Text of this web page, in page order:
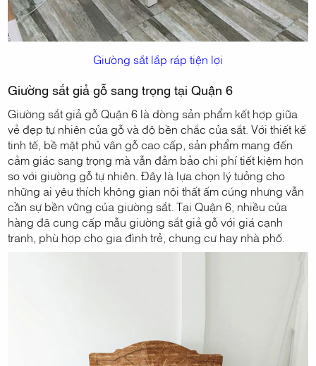
Giường sắt lắp ráp tiện lợi
Giường sắt giả gỗ sang trọng tại Quận 6
Giường sắt giả gỗ Quận 6 là dòng sản phẩm kết hợp giữa
vẻ đẹp tự nhiên của gỗ và độ bền chắc của sắt. Với thiết kế
tinh tế, bề mặt phủ vân gỗ cao cấp, sản phẩm mang đến
cảm giác sang trọng mà vẫn đảm bảo chi phí tiết kiệm hơn
so với giường gỗ tự nhiên. Đây là lựa chọn lý tưởng cho
những ai yêu thích không gian nội thất ấm cúng nhưng vẫn
cần sự bền vững của giường sắt. Tại Quận 6, nhiều cửa
hàng đã cung cấp mẫu giường sắt giả gỗ với giá cạnh
tranh, phù hợp cho gia đình trẻ, chung cư hay nhà phố.